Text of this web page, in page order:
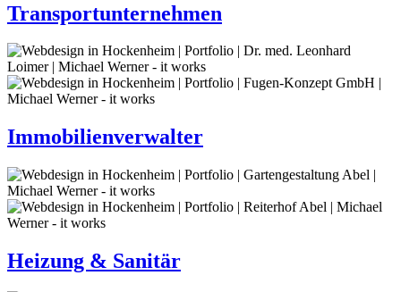
Transportunternehmen
Immobilienverwalter
Heizung & Sanitär